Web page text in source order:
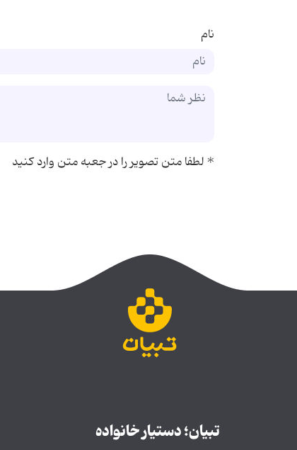
نام
*لطفا متن تصویر را در جعبه متن وارد کنید
تبیان؛ دستیار خانواده